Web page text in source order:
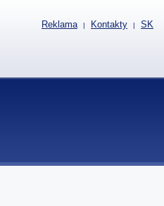
Reklama | Kontakty | SK